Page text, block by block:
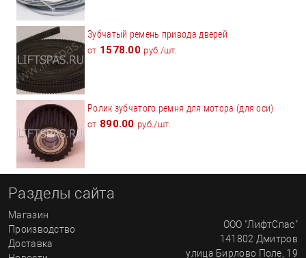
Зубчатый ремень привода дверей
от 1578.00 руб./шт.
Ролик зубчатого ремня для мотора (для оси)
от 890.00 руб./шт.
Разделы сайта
Магазин
Производство
Доставка
ООО "ЛифтСпас"
141802 Дмитров
улица Бирлово Поле, 19